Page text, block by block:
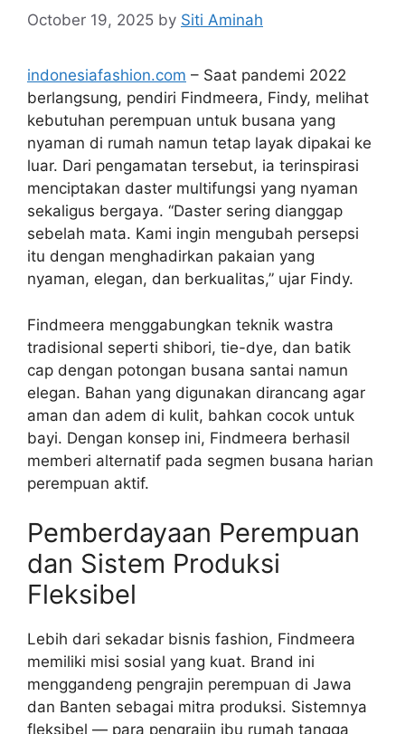
October 19, 2025 by Siti Aminah
indonesiafashion.com – Saat pandemi 2022
berlangsung, pendiri Findmeera, Findy, melihat
kebutuhan perempuan untuk busana yang
nyaman di rumah namun tetap layak dipakai ke
luar. Dari pengamatan tersebut, ia terinspirasi
menciptakan daster multifungsi yang nyaman
sekaligus bergaya. “Daster sering dianggap
sebelah mata. Kami ingin mengubah persepsi
itu dengan menghadirkan pakaian yang
nyaman, elegan, dan berkualitas,” ujar Findy.
Findmeera menggabungkan teknik wastra
tradisional seperti shibori, tie-dye, dan batik
cap dengan potongan busana santai namun
elegan. Bahan yang digunakan dirancang agar
aman dan adem di kulit, bahkan cocok untuk
bayi. Dengan konsep ini, Findmeera berhasil
memberi alternatif pada segmen busana harian
perempuan aktif.
Pemberdayaan Perempuan
dan Sistem Produksi
Fleksibel
Lebih dari sekadar bisnis fashion, Findmeera
memiliki misi sosial yang kuat. Brand ini
menggandeng pengrajin perempuan di Jawa
dan Banten sebagai mitra produksi. Sistemnya
fleksibel — para pengrajin ibu rumah tangga